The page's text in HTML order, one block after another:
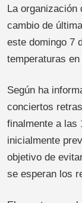
La organización
cambio de
este domingo 7
temperaturas
Según ha
conciertos
finalmente a las
inicialmente
objetivo de
se esperan los